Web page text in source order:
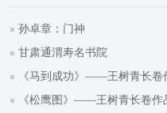
孙卓章：门神
甘肃通渭寿名书院
《马到成功》——王树青长卷
《松鹰图》——王树青长卷作